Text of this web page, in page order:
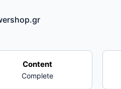
Content
Complete